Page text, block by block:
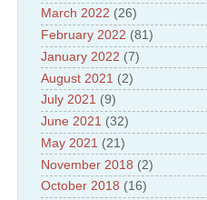
March 2022 (26)
February 2022 (81)
January 2022 (7)
August 2021 (2)
July 2021 (9)
June 2021 (32)
May 2021 (21)
November 2018 (2)
October 2018 (16)